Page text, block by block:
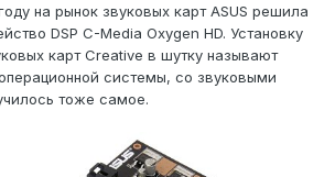
на рынок звуковых карт ASUS решила
DSP C-Media Oxygen HD. Установку
карт Creative в шутку называют
системы, со звуковыми
тоже самое.